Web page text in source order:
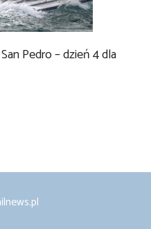
Pedro – dzień 4 dla